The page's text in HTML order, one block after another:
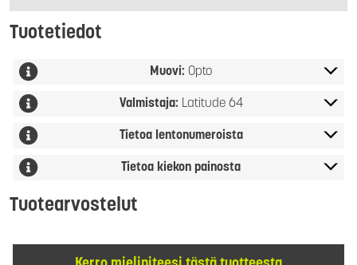
Tuotetiedot
Muovi: Opto
Valmistaja: Latitude 64
Tietoa lentonumeroista
Tietoa kiekon painosta
Tuotearvostelut